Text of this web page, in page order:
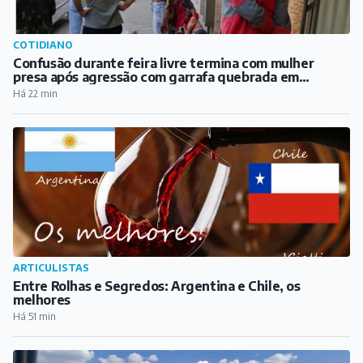
ARTICULISTAS
Entre Rolhas e Segredos: Argentina e Chile, os
melhores
Há 51 min
COTIDIANO
Carreta tomba na BR-040, em Congonhas, na tarde
deste sábado
Há 2 horas